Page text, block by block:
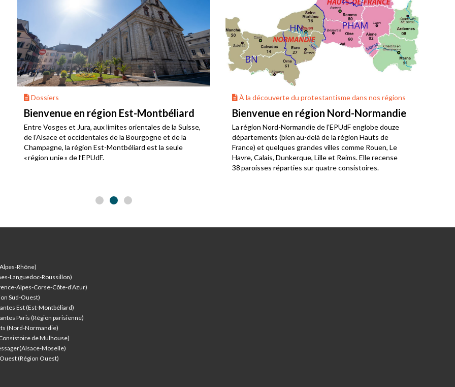
Dossiers
Bienvenue en région Est-Montbéliard
Entre Vosges et Jura, aux limites orientales de la Suisse,
de l’Alsace et occidentales de la Bourgogne et de la
Champagne, la région Est-Montbéliard est la seule
« région unie » de l’EPUdF.
À la découverte du protestantisme dans nos régions
Bienvenue en région Nord-Normandie
La région Nord-Normandie de l’EPUdF englobe douze
départements (bien au-delà de la région Hauts de
France) et quelques grandes villes comme Rouen, Le
Havre, Calais, Dunkerque, Lille et Reims. Elle recense
38 paroisses réparties sur quatre consistoires.
Rhône)
Languedoc-Roussillon)
Alpes-Corse-Côte-d’Azur)
Sud-Ouest)
Est (Est-Montbéliard)
Paris (Région parisienne)
(Nord-Normandie)
de Mulhouse)
Moselle)
(Région Ouest)